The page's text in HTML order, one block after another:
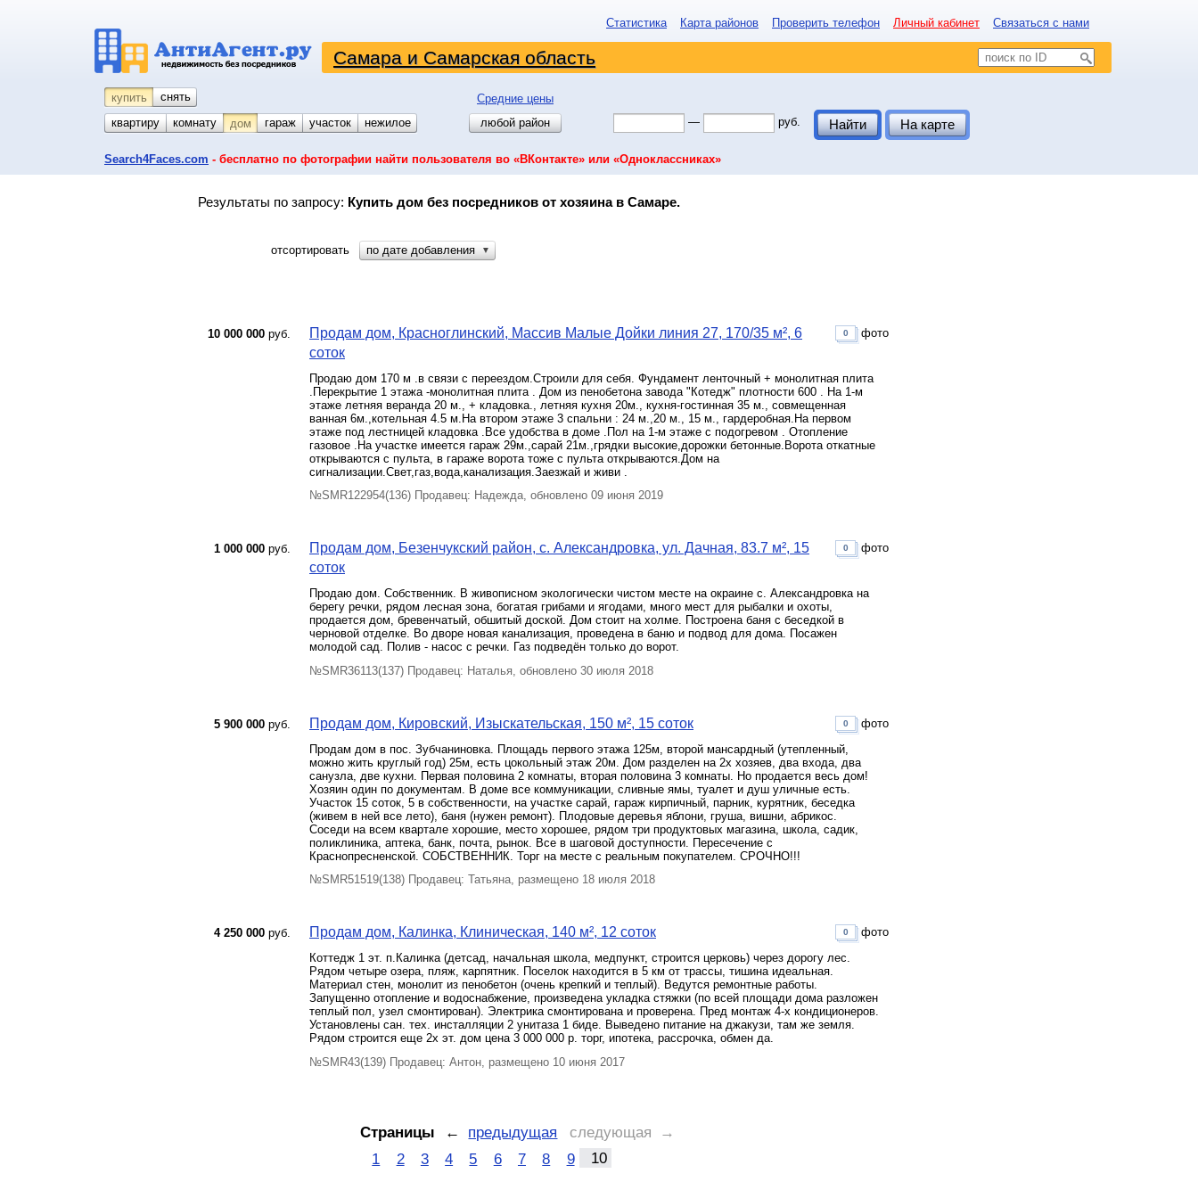
Статистика Карта районов Проверить телефон Личный кабинет Связаться с нами
Самара и Самарская область
купить снять
Средние цены
квартиру
комнату койко-место
дом гараж участок нежилое любой район — руб. Найти На карте
Search4Faces.com - бесплатно по фотографии найти пользователя во «ВКонтакте» или «Одноклассниках»
Результаты по запросу: Купить дом без посредников от хозяина в Самаре.
отсортировать по дате добавления ▼
10 000 000 руб.
Продам дом, Красноглинский, Массив Малые Дойки линия 27, 170/35 м², 6
соток
Продаю дом 170 м .в связи с переездом.Строили для себя. Фундамент ленточный + монолитная плита
.Перекрытие 1 этажа -монолитная плита . Дом из пенобетона завода "Котедж" плотности 600 . На 1-м
этаже летняя веранда 20 м., + кладовка., летняя кухня 20м., кухня-гостинная 35 м., совмещенная
ванная 6м.,котельная 4.5 м.На втором этаже 3 спальни : 24 м.,20 м., 15 м., гардеробная.На первом
этаже под лестницей кладовка .Все удобства в доме .Пол на 1-м этаже с подогревом . Отопление
газовое .На участке имеется гараж 29м.,сарай 21м.,грядки высокие,дорожки бетонные.Ворота откатные
открываются с пульта, в гараже ворота тоже с пульта открываются.Дом на
сигнализации.Свет,газ,вода,канализация.Заезжай и живи .
0 фото
№SMR122954(136) Продавец: Надежда, обновлено 09 июня 2019
1 000 000 руб.
Продам дом, Безенчукский район, с. Александровка, ул. Дачная, 83.7 м², 15
соток
Продаю дом. Собственник. В живописном экологически чистом месте на окраине с. Александровка на
берегу речки, рядом лесная зона, богатая грибами и ягодами, много мест для рыбалки и охоты,
продается дом, бревенчатый, обшитый доской. Дом стоит на холме. Построена баня с беседкой в
черновой отделке. Во дворе новая канализация, проведена в баню и подвод для дома. Посажен
молодой сад. Полив - насос с речки. Газ подведён только до ворот.
0 фото
№SMR36113(137) Продавец: Наталья, обновлено 30 июля 2018
5 900 000 руб. Продам дом, Кировский, Изыскательская, 150 м², 15 соток
Продам дом в пос. Зубчаниновка. Площадь первого этажа 125м, второй мансардный (утепленный,
можно жить круглый год) 25м, есть цокольный этаж 20м. Дом разделен на 2х хозяев, два входа, два
санузла, две кухни. Первая половина 2 комнаты, вторая половина 3 комнаты. Но продается весь дом!
Хозяин один по документам. В доме все коммуникации, сливные ямы, туалет и душ уличные есть.
Участок 15 соток, 5 в собственности, на участке сарай, гараж кирпичный, парник, курятник, беседка
(живем в ней все лето), баня (нужен ремонт). Плодовые деревья яблони, груша, вишни, абрикос.
Соседи на всем квартале хорошие, место хорошее, рядом три продуктовых магазина, школа, садик,
поликлиника, аптека, банк, почта, рынок. Все в шаговой доступности. Пересечение с
Краснопресненской. СОБСТВЕННИК. Торг на месте с реальным покупателем. СРОЧНО!!!
0 фото
№SMR51519(138) Продавец: Татьяна, размещено 18 июля 2018
4 250 000 руб. Продам дом, Калинка, Клиническая, 140 м², 12 соток
Коттедж 1 эт. п.Калинка (детсад, начальная школа, медпункт, строится церковь) через дорогу лес.
Рядом четыре озера, пляж, карпятник. Поселок находится в 5 км от трассы, тишина идеальная.
Материал стен, монолит из пенобетон (очень крепкий и теплый). Ведутся ремонтные работы.
Запущенно отопление и водоснабжение, произведена укладка стяжки (по всей площади дома разложен
теплый пол, узел смонтирован). Электрика смонтирована и проверена. Пред монтаж 4-х кондиционеров.
Установлены сан. тех. инсталляции 2 унитаза 1 биде. Выведено питание на джакузи, там же земля.
Рядом строится еще 2х эт. дом цена 3 000 000 р. торг, ипотека, рассрочка, обмен да.
0 фото
№SMR43(139) Продавец: Антон, размещено 10 июня 2017
Страницы ← предыдущая
следующая →
1
2 3 4 5 6 7 8 9 10